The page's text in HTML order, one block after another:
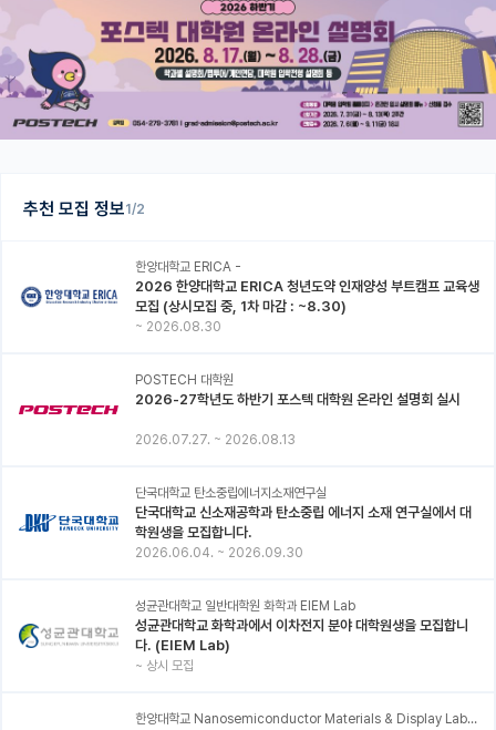
추천 모집 정보1/2
한양대학교 ERICA -
2026 한양대학교 ERICA 청년도약 인재양성 부트캠프 교육생
모집 (상시모집 중, 1차 마감 : ~8.30)
~ 2026.08.30
POSTECH 대학원
2026-27학년도 하반기 포스텍 대학원 온라인 설명회 실시
2026.07.27. ~ 2026.08.13
단국대학교 탄소중립에너지소재연구실
단국대학교 신소재공학과 탄소중립 에너지 소재 연구실에서 대
학원생을 모집합니다.
2026.06.04. ~ 2026.09.30
성균관대학교 일반대학원 화학과 EIEM Lab
성균관대학교 화학과에서 이차전지 분야 대학원생을 모집합니
다. (EIEM Lab)
~ 상시 모집
한양대학교 Nanosemiconductor Materials & Display Laboratory